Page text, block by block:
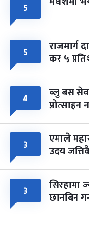
५
५ राजमार्ग
कर ५
४ ब्लु बस
प्रोत्साहन
३ एमाले
उदय
३ सिरहामा
छानबिन